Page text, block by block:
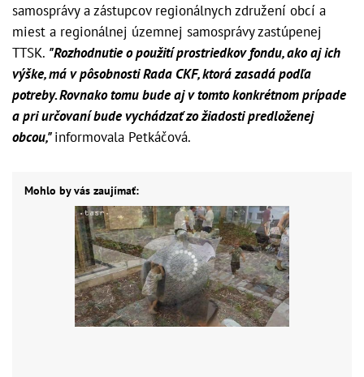
samosprávy a zástupcov regionálnych združení obcí a
miest a regionálnej územnej samosprávy zastúpenej
TTSK. "Rozhodnutie o použití prostriedkov fondu, ako aj ich
výške, má v pôsobnosti Rada CKF, ktorá zasadá podľa
potreby. Rovnako tomu bude aj v tomto konkrétnom prípade
a pri určovaní bude vychádzať zo žiadosti predloženej
obcou,"informovala Petkáčová.
Mohlo by vás zaujímať: